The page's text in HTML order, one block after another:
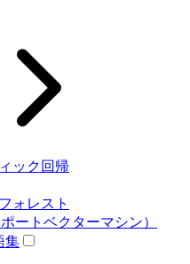
ック回帰
ォレスト
ートベクターマシン）
集